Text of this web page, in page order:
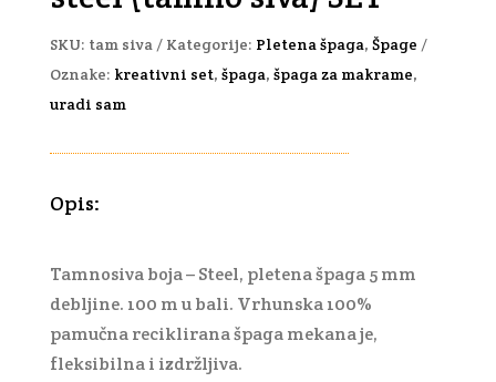
SKU: tam siva Kategorije: Pletena špaga, Špage
Oznake: kreativni set, špaga, špaga za makrame,
uradi sam
Opis:
Tamnosiva boja – Steel, pletena špaga 5 mm
debljine. 100 m u bali. Vrhunska 100%
pamučna reciklirana špaga mekana je,
fleksibilna i izdržljiva.